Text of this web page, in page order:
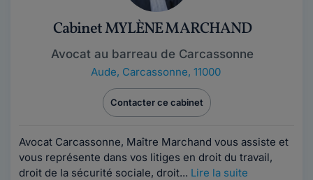
Cabinet MYLÈNE MARCHAND
Avocat au barreau de Carcassonne
Aude, Carcassonne, 11000
Contacter ce cabinet
Avocat Carcassonne, Maître Marchand vous assiste et
vous représente dans vos litiges en droit du travail,
droit de la sécurité sociale, droit... Lire la suite